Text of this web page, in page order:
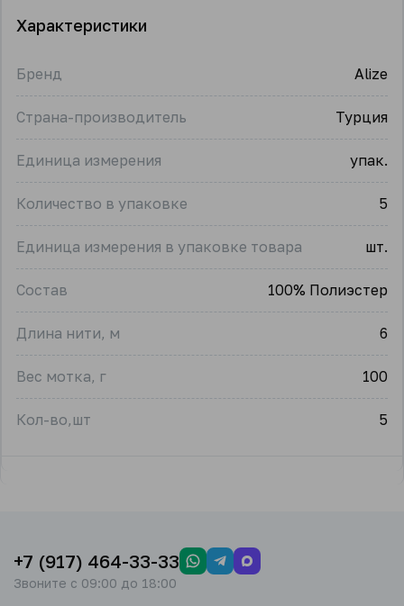
Характеристики
Бренд Alize
Страна-производитель Турция
Единица измерения упак.
Количество в упаковке 5
Единица измерения в упаковке товара шт.
Состав 100% Полиэстер
Длина нити, м 6
Вес мотка, г 100
Кол-во,шт 5
+7 (917) 464-33-33
Звоните с 09:00 до 18:00